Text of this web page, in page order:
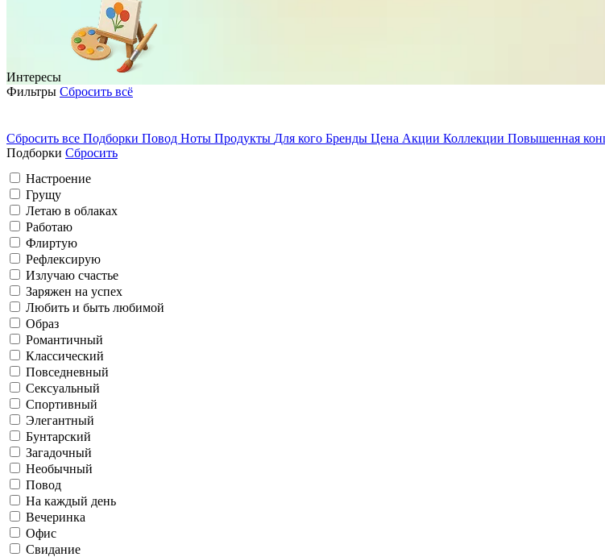
Интересы
Грущу
Летаю в облаках
Работаю
Флиртую
Романтичный
Классический
Повседневный
Сексуальный
На каждый день
Вечеринка
Офис
Свидание
Отпуск
Весна
Лето
Осень
Зима
Домосед
Путешествую
Саморазвитие
Готовлю и ем
Живу в соцсетях
Фильтры Сбросить всё
Сбросить все Подборки Повод Ноты Продукты Для кого Бренды Цена Акции Коллекции Повышенная
Подборки Сбросить
Настроение
Грущу
Летаю в облаках
Работаю
Флиртую
Рефлексирую
Излучаю счастье
Заряжен на успех
Любить и быть любимой
Образ
Романтичный
Классический
Повседневный
Сексуальный
Спортивный
Элегантный
Бунтарский
Загадочный
Необычный
Повод
На каждый день
Вечеринка
Офис
Свидание